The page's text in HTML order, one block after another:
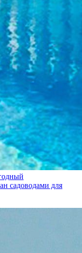
садоводами для